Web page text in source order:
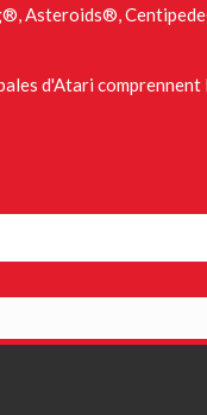
Asteroids®,
d'Atari comprennent